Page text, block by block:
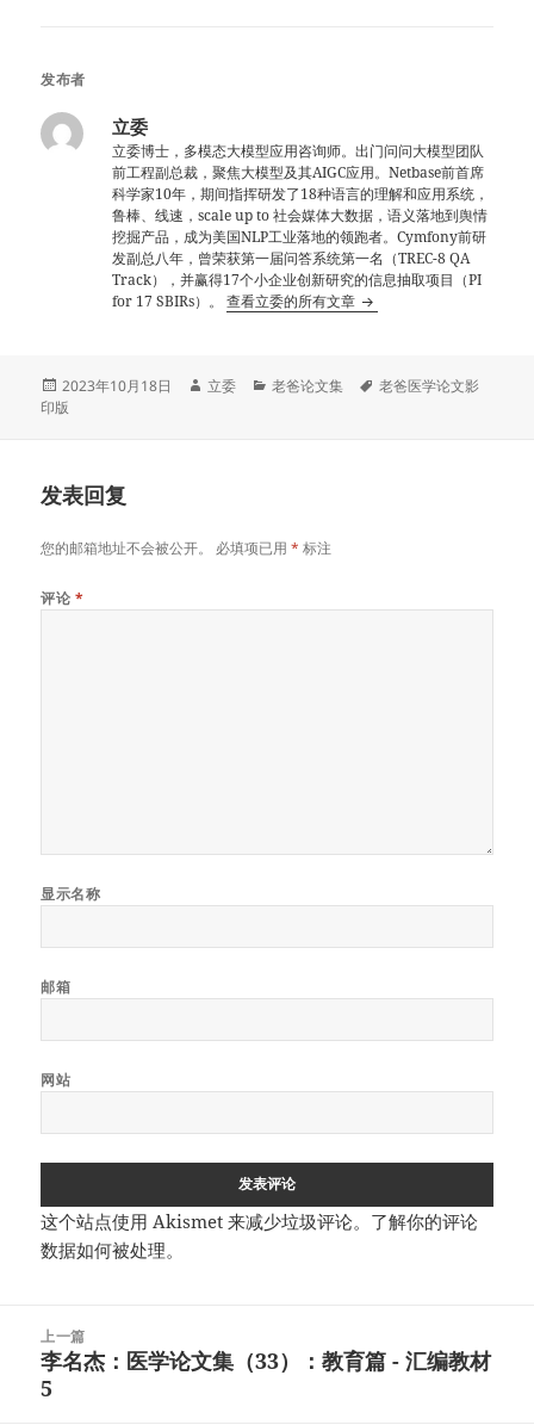
发布者
立委
立委博士，多模态大模型应用咨询师。出门问问大模型团队
前工程副总裁，聚焦大模型及其AIGC应用。Netbase前首席
科学家10年，期间指挥研发了18种语言的理解和应用系统，
鲁棒、线速，scale up to 社会媒体大数据，语义落地到舆情
挖掘产品，成为美国NLP工业落地的领跑者。Cymfony前研
发副总八年，曾荣获第一届问答系统第一名（TREC-8 QA
Track），并赢得17个小企业创新研究的信息抽取项目（PI
for 17 SBIRs）。查看立委的所有文章
发
布
2023年10月18日
作
立委
分
老爸论文集
标
老爸医学论文影
印版
发表回复
您的邮箱地址不会被公开。 必填项已用* 标注
评论 *
显示名称
邮箱
网站
这个站点使用 Akismet 来减少垃圾评论。 了解你的评论
数据如何被处理。
上一篇
上
篇
李名杰：医学论文集（33）：教育篇 - 汇编教材
5